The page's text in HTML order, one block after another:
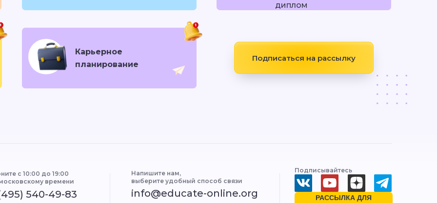
Подписаться на рассылку
диплом
Карьерное
планирование
Подписывайтесь
РАССЫЛКА ДЛЯ
Напишите нам,
выберите удобный способ связи
info@educate-online.org
с 10:00 до 19:00
времени
540-49-83